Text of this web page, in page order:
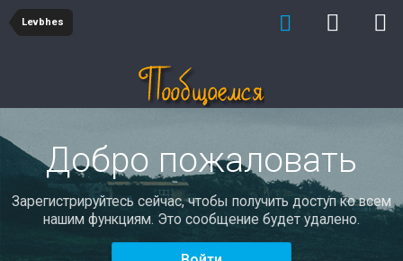
Levbhes
Добро пожаловать
Зарегистрируйтесь сейчас, чтобы получить доступ ко всем
нашим функциям. Это сообщение будет удалено.